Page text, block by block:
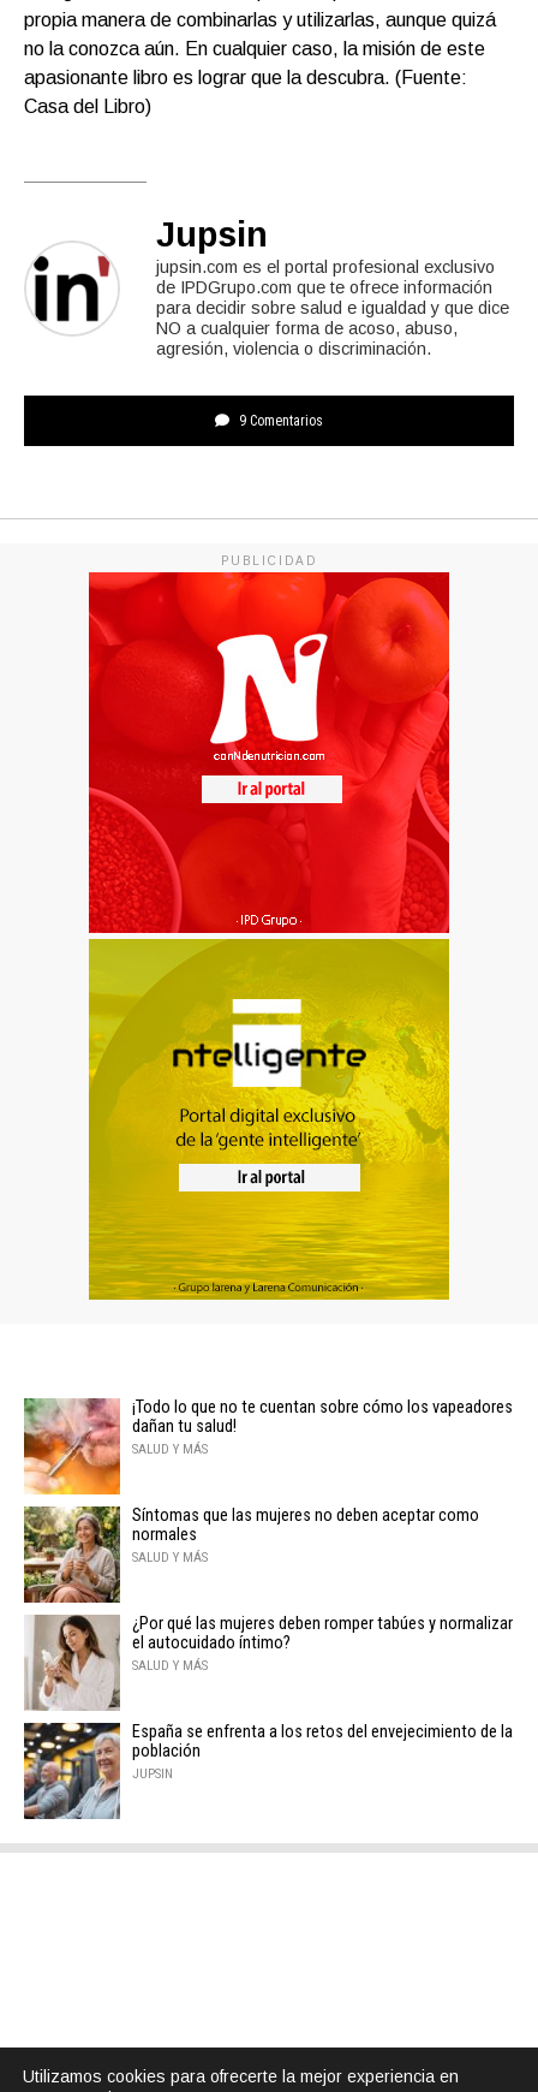
propia manera de combinarlas y utilizarlas, aunque quizá
no la conozca aún. En cualquier caso, la misión de este
apasionante libro es lograr que la descubra. (Fuente:
Casa del Libro)
Jupsin
jupsin.com es el portal profesional exclusivo
de IPDGrupo.com que te ofrece información
para decidir sobre salud e igualdad y que dice
NO a cualquier forma de acoso, abuso,
agresión, violencia o discriminación.
9 Comentarios
PUBLICIDAD
¡Todo lo que no te cuentan sobre cómo los vapeadores
dañan tu salud!
SALUD Y MÁS
Síntomas que las mujeres no deben aceptar como
normales
SALUD Y MÁS
¿Por qué las mujeres deben romper tabúes y normalizar
el autocuidado íntimo?
SALUD Y MÁS
España se enfrenta a los retos del envejecimiento de la
población
JUPSIN
Utilizamos cookies para ofrecerte la mejor experiencia en